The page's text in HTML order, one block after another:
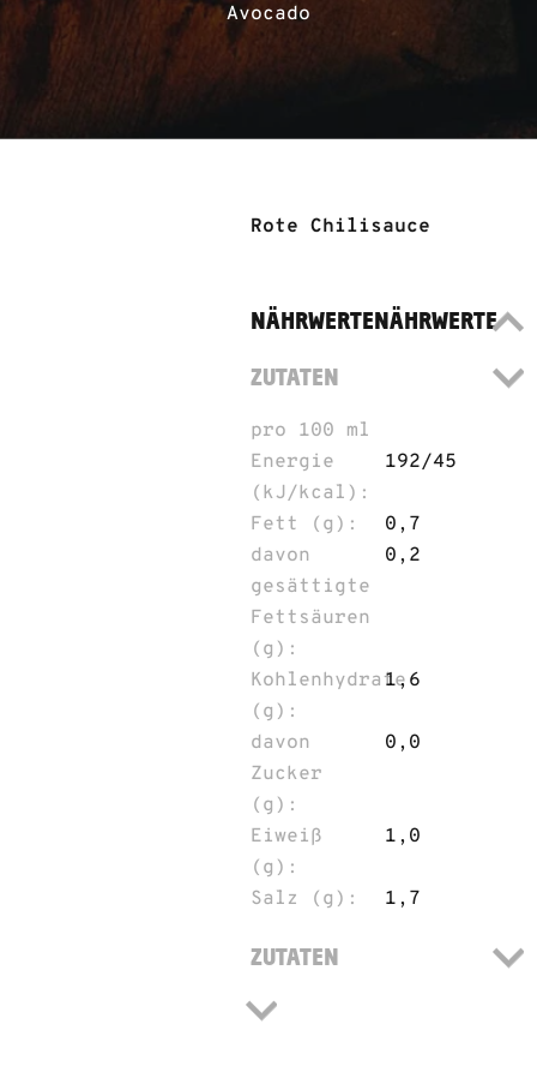
Avocado
Rote Chilisauce
NÄHRWERTENÄHRWERTE
ZUTATEN
pro 100 ml
Energie
(kJ/kcal):
192/45
Fett (g):
0,7
davon
gesättigte
Fettsäuren
(g):
0,2
Kohlenhydrate
(g):
1,6
davon
Zucker
(g):
0,0
Eiweiß
(g):
1,0
Salz (g): 1,7
ZUTATEN